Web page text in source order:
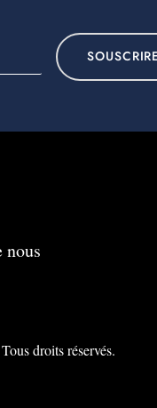
nous
droits réservés.